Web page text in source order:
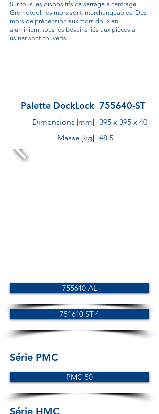
Sur tous les dispositifs de serrage à centrage
Gremotool, les mors sont interchangeables. Des
mors de préhension aux mors doux en
aluminium, tous les besoins liés aux pièces à
usiner sont couverts.
Palette DockLock 755640-ST
Dimensions [mm] 395 x 395 x 40
Masse [kg] 48.5
755640-AL
751610 ST-4
Série PMC
PMC-50
Série HMC